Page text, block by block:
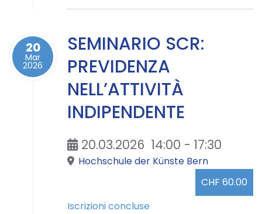
20
Mar
2026
SEMINARIO SCR:
PREVIDENZA
NELL’ATTIVITÀ
INDIPENDENTE
20.03.2026 14:00 - 17:30
Hochschule der Künste Bern
CHF 60.00
Iscrizioni concluse